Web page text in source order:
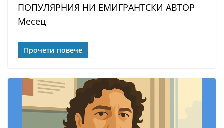
ПОПУЛЯРНИЯ НИ ЕМИГРАНТСКИ АВТОР
Месец
Прочети повече